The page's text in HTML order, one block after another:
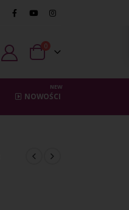
0
NOWOŚCI
NEW